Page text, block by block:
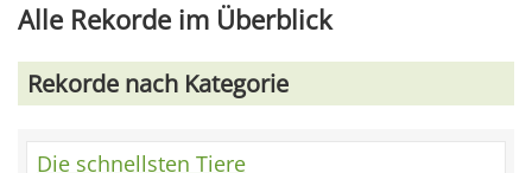
Alle Rekorde im Überblick
Rekorde nach Kategorie
Die schnellsten Tiere